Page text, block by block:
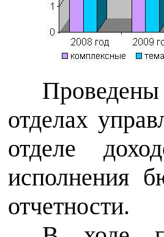
отделах
отделе
исполнения
отчетности.